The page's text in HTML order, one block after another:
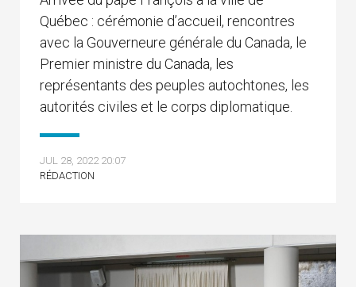
Québec : cérémonie d’accueil, rencontres
avec la Gouverneure générale du Canada, le
Premier ministre du Canada, les
représentants des peuples autochtones, les
autorités civiles et le corps diplomatique.
JUL 28, 2022 20:07
RÉDACTION